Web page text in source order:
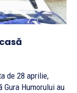
Humorului au